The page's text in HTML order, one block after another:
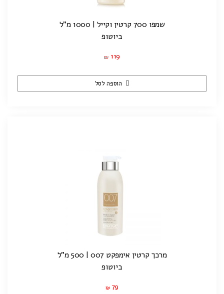
שמפו 700 קרטין וקייל | 1000 מ"ל
ביוטופ
₪ 119
הוספה לסל
מרכך קרטין אימפקט 007 | 500 מ"ל
ביוטופ
₪ 79